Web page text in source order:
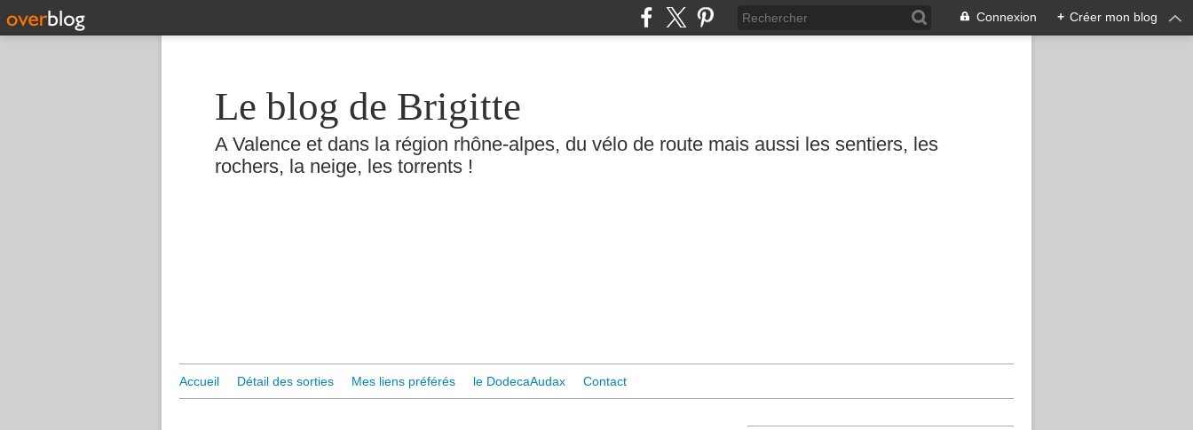
Connexion + Créer mon blog
Le blog de Brigitte
A Valence et dans la région rhône-alpes, du vélo de route mais aussi les sentiers, les
rochers, la neige, les torrents !
Accueil Détail des sorties Mes liens préférés le DodecaAudax Contact